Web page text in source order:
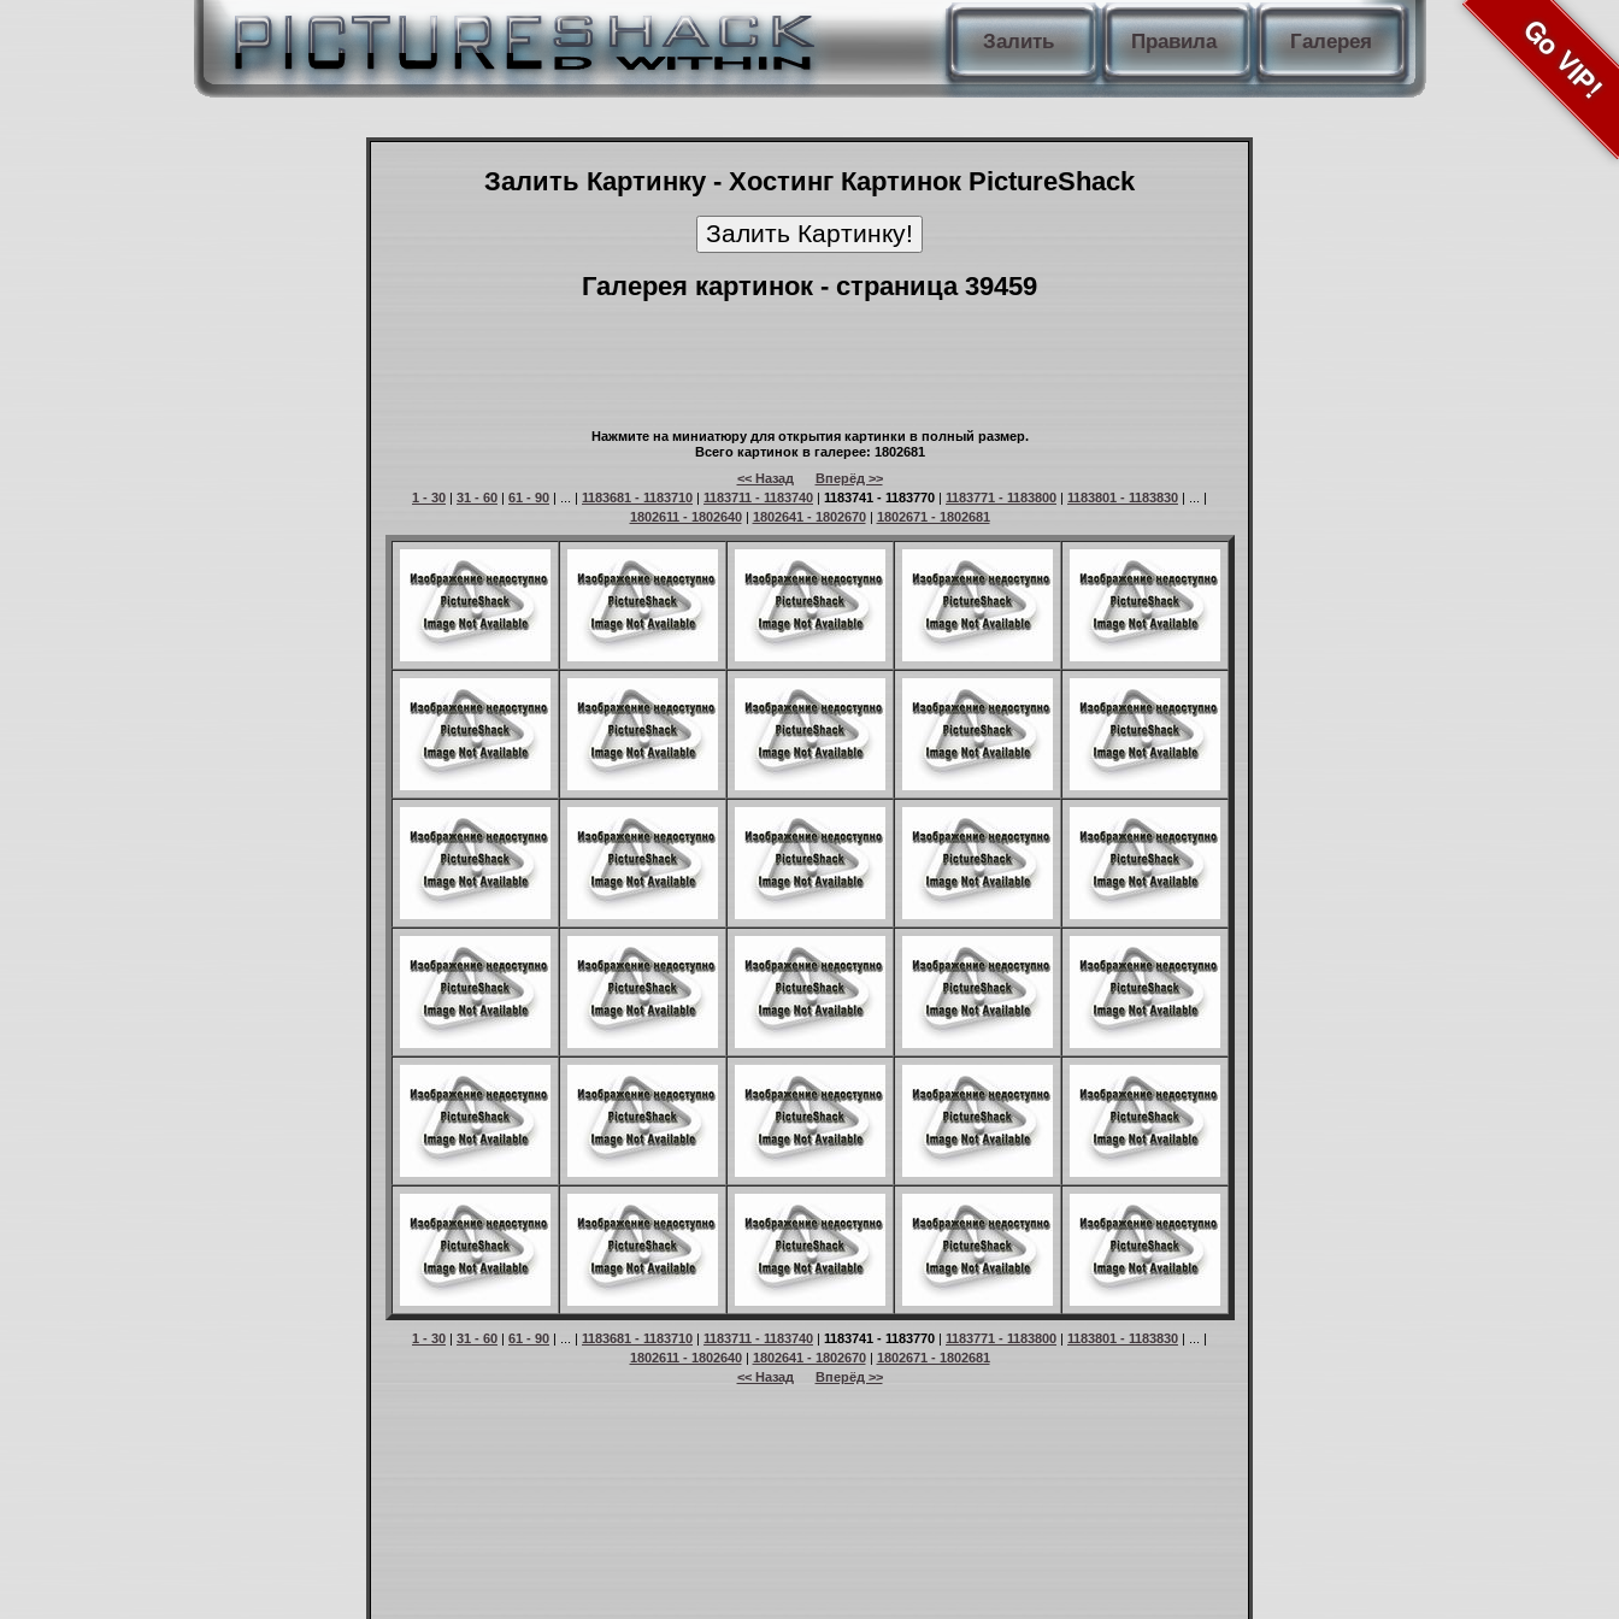
Залить Правила Галерея Go VIP!
Залить Картинку - Хостинг Картинок PictureShack
Галерея картинок - страница 39459
Нажмите на миниатюру для открытия картинки в полный размер.
Всего картинок в галерее: 1802681
<< Назад
Вперёд >>
1 - 30 | 31 - 60 | 61 - 90 | ... | 1183681 - 1183710 | 1183711 - 1183740 | 1183741 - 1183770 | 1183771 - 1183800 | 1183801 - 1183830 | ... |
1802611 - 1802640| 1802641 - 1802670| 1802671 - 1802681
1 - 30 | 31 - 60 | 61 - 90 | ... | 1183681 - 1183710 | 1183711 - 1183740 | 1183741 - 1183770 | 1183771 - 1183800 | 1183801 - 1183830 | ... |
1802611 - 1802640| 1802641 - 1802670| 1802671 - 1802681
<< Назад
Вперёд >>